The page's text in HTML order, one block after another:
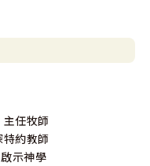
任牧師
約教師
示神學